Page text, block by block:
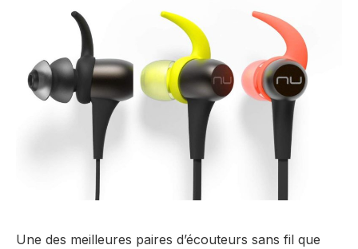
Une des meilleures paires d’écouteurs sans fil que